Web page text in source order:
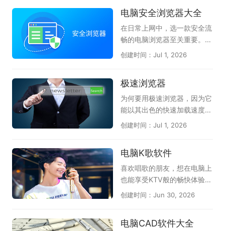
爽系统体验，这套火绒软件大
全便是非常理想的选择，强烈
推荐安装使用。
游戏资讯、游戏补丁、查游戏
数据等服务；给玩家最畅快的
体验。在这里的游戏盒子软件
应有尽有，都能满足各位的需
求；感兴趣的朋友不要犹豫
石传说》作为经典之作，策略
深度强、竞技体系成熟；《月
圆之夜》以Roguelike卡牌玩
法构建独特剧情冒险体验；
《漫威终极逆转》还原漫威英
雄角色，玩法新颖节奏明快；
《英雄杀(新)》融合历史人
录了《夜幕之下》《卡厄思梦
核竞技还是轻松冒险，都能在
这份推荐清单中找到心仪之
选。（手游电脑版可结合模拟
电脑安全浏览器大全
在日常上网中，选一款安全流
畅的电脑浏览器至关重要。天
极这份合集整理了多款热门的
器拥有恶意网址拦截和安全沙
箱技术，能有效保护上网安
全；搜狗浏览器以网页加速和
多重防护见长，双核引擎兼容
性强；QQ浏览器整合腾讯安
谷歌Chrome凭借沙盒隔离与
快速更新机制，提供稳定可靠
的上网环境；Microsoft Edg
e的SmartScreen筛选器可防
范网络钓鱼。此外还有火狐、
择。无论偏好国产还是国际品
创建时间：Jul 1, 2026
极速浏览器
为何要用极速浏览器，因为它
能以其出色的快速加载速度和
稳定性而闻名，为用户提供了
器都能以出色的性能，帮助用
户更加便捷地完成各种互联网
操作。通常地，极速浏览器具
备智能广告屏蔽功能，能够有
环境；当然，在功能上，极速
创建时间：Jul 1, 2026
电脑K歌软件
喜欢唱歌的朋友，想在电脑上
也能享受KTV般的畅快体验，
不妨试试这几款实用的电脑K
伴奏质量好，支持录音修音和
创建时间：Jun 30, 2026
电脑CAD软件大全